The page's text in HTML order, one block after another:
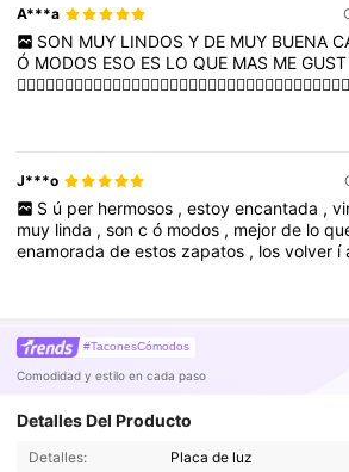
A***a
SON MUY LINDOS Y DE MUY BUENA
Ó MODOS ESO ES LOQUE MAS ME
J***o
S ú per hermosos , estoy encantada ,
muy linda ,soncó modos , mejorde lo
enamoradadeestoszapatos , losvolver í
#TaconesCómodos
Comodidad y estilo en cada paso
Detalles Del Producto
Detalles: Placa de luz